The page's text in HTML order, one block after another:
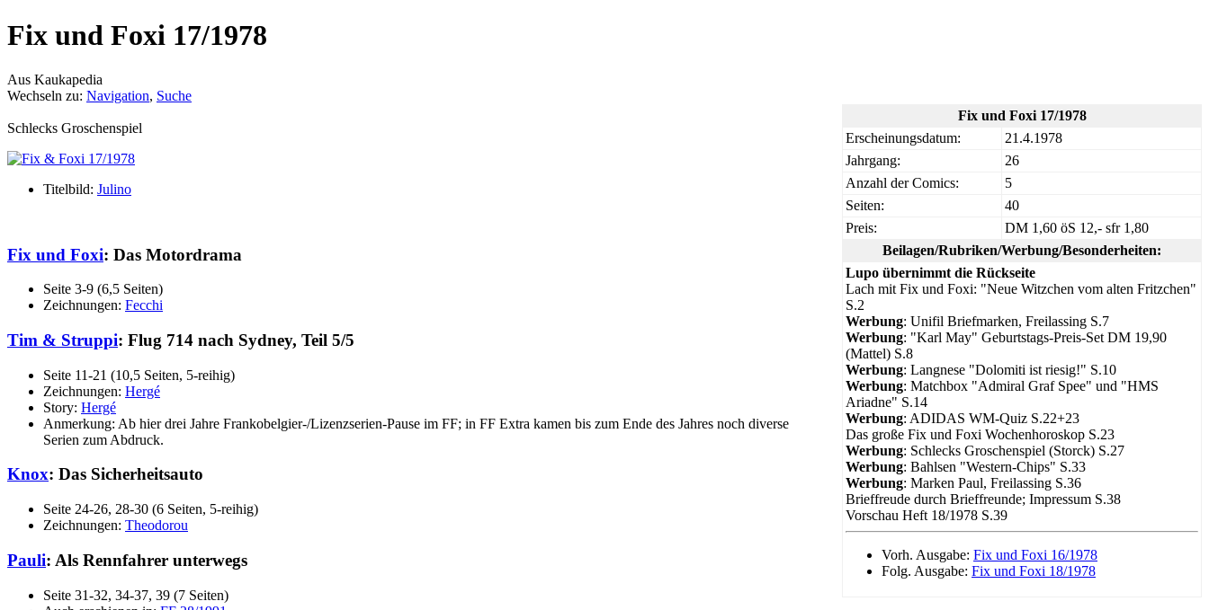
Fix und Foxi 17/1978
Aus Kaukapedia
Wechseln zu: Navigation, Suche
Fix und Foxi 17/1978
Erscheinungsdatum:
21.4.1978
Jahrgang:
26
Anzahl der Comics:
5
Seiten:
40
Preis:
DM 1,60 öS 12,- sfr 1,80
Beilagen/Rubriken/Werbung/Besonderheiten:
Lupo übernimmt die Rückseite
Lach mit Fix und Foxi: "Neue Witzchen vom alten Fritzchen"
S.2
Werbung: Unifil Briefmarken, Freilassing S.7
Werbung: "Karl May" Geburtstags-Preis-Set DM 19,90
(Mattel) S.8
Werbung: Langnese "Dolomiti ist riesig!" S.10
Werbung: Matchbox "Admiral Graf Spee" und "HMS
Ariadne" S.14
Werbung: ADIDAS WM-Quiz S.22+23
Das große Fix und Foxi Wochenhoroskop S.23
Werbung: Schlecks Groschenspiel (Storck) S.27
Werbung: Bahlsen "Western-Chips" S.33
Werbung: Marken Paul, Freilassing S.36
Brieffreude durch Brieffreunde; Impressum S.38
Vorschau Heft 18/1978 S.39
Vorh. Ausgabe: Fix und Foxi 16/1978
Folg. Ausgabe: Fix und Foxi 18/1978
Schlecks Groschenspiel
Titelbild: Julino
Fix und Foxi: Das Motordrama
Seite 3-9 (6,5 Seiten)
Zeichnungen: Fecchi
Tim & Struppi: Flug 714 nach Sydney, Teil 5/5
Seite 11-21 (10,5 Seiten, 5-reihig)
Zeichnungen: Hergé
Story: Hergé
Anmerkung: Ab hier drei Jahre Frankobelgier-/Lizenzserien-Pause im FF; in FF Extra kamen bis zum Ende des Jahres noch diverse
Serien zum Abdruck.
Knox: Das Sicherheitsauto
Seite 24-26, 28-30 (6 Seiten, 5-reihig)
Zeichnungen: Theodorou
Pauli: Als Rennfahrer unterwegs
Seite 31-32, 34-37, 39 (7 Seiten)